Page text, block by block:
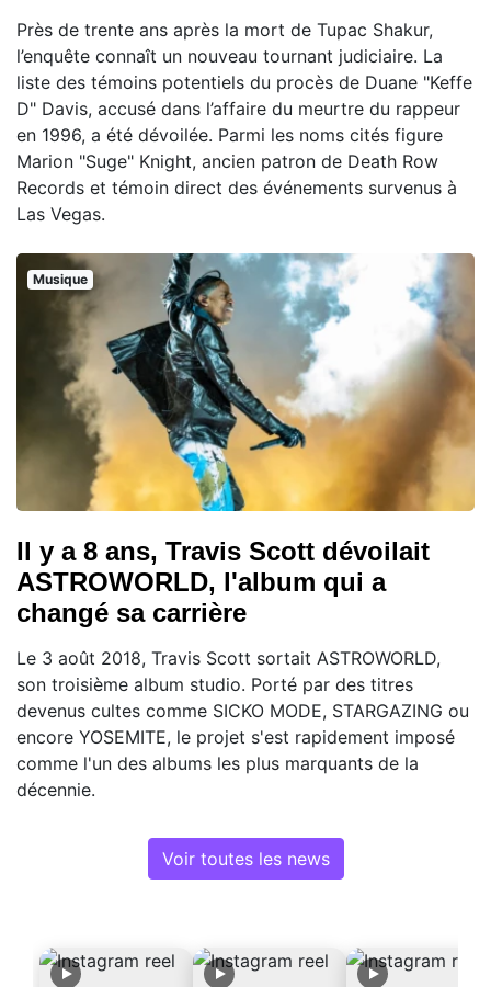
Près de trente ans après la mort de Tupac Shakur,
l’enquête connaît un nouveau tournant judiciaire. La
liste des témoins potentiels du procès de Duane "Keffe
D" Davis, accusé dans l’affaire du meurtre du rappeur
en 1996, a été dévoilée. Parmi les noms cités figure
Marion "Suge" Knight, ancien patron de Death Row
Records et témoin direct des événements survenus à
Las Vegas.
Musique
Il y a 8 ans, Travis Scott dévoilait
ASTROWORLD, l'album qui a
changé sa carrière
Le 3 août 2018, Travis Scott sortait ASTROWORLD,
son troisième album studio. Porté par des titres
devenus cultes comme SICKO MODE, STARGAZING ou
encore YOSEMITE, le projet s'est rapidement imposé
comme l'un des albums les plus marquants de la
décennie.
Voir toutes les news